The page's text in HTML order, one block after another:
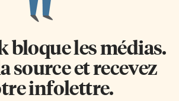
bloque les médias.
source et recevez
infolettre.